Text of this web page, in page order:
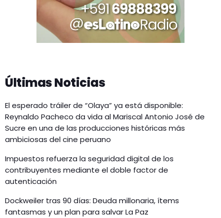
Últimas Noticias
El esperado tráiler de “Olaya” ya está disponible:
Reynaldo Pacheco da vida al Mariscal Antonio José de
Sucre en una de las producciones históricas más
ambiciosas del cine peruano
Impuestos refuerza la seguridad digital de los
contribuyentes mediante el doble factor de
autenticación
Dockweiler tras 90 días: Deuda millonaria, ítems
fantasmas y un plan para salvar La Paz